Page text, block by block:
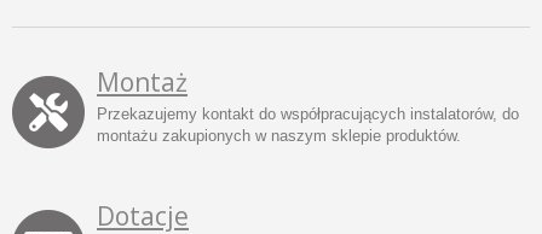
Montaż
Przekazujemy kontakt do współpracujących instalatorów, do
montażu zakupionych w naszym sklepie produktów.
Dotacje